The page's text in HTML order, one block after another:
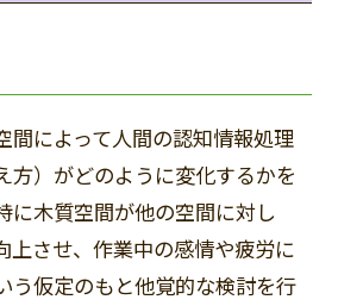
間によって人間の認知情報処理
方）がどのように変化するかを
に木質空間が他の空間に対し
上させ、作業中の感情や疲労に
う仮定のもと他覚的な検討を行